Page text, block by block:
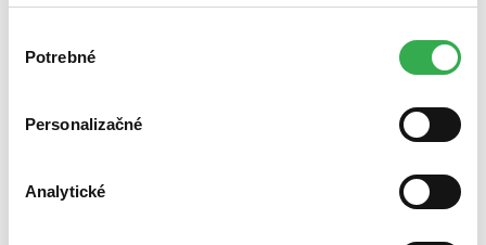
nám pomohlo, keby sme mohli používať všetky tieto
súhlasu
Potrebné
Personalizačné
Analytické
Bestsellery
Top hodnotené